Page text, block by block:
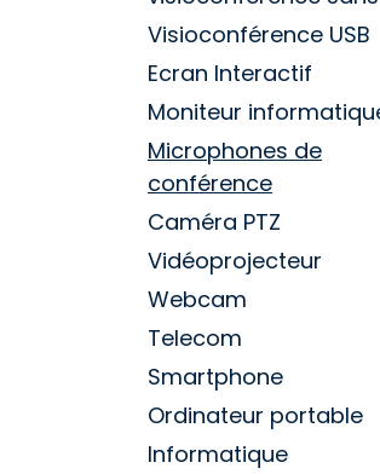
Visioconférence USB
Ecran Interactif
Moniteur
Microphones de
conférence
Caméra PTZ
Vidéoprojecteur
Webcam
Telecom
Smartphone
Ordinateur portable
Informatique